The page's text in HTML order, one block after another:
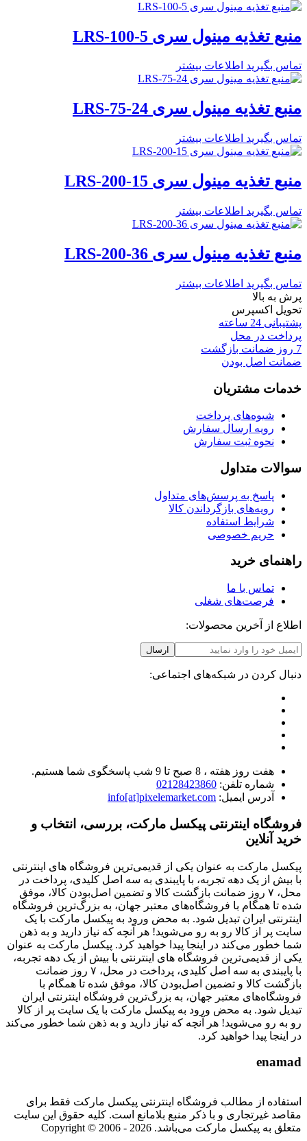
منبع تغذیه مینول سری LRS-100-5
تماس بگیرید اطلاعات بیشتر
منبع تغذیه مینول سری LRS-75-24
تماس بگیرید اطلاعات بیشتر
منبع تغذیه مینول سری LRS-200-15
تماس بگیرید اطلاعات بیشتر
منبع تغذیه مینول سری LRS-200-36
تماس بگیرید اطلاعات بیشتر
پرش به بالا
تحویل اکسپرس
پشتیبانی 24 ساعته
پرداخت در محل
7 روز ضمانت بازگشت
ضمانت اصل بودن
خدمات مشتریان
شیوه‌های پرداخت
رویه ارسال سفارش
نحوه ثبت سفارش
سوالات متداول
پاسخ به پرسش‌های متداول
رویه‌های بازگرداندن کالا
شرایط استفاده
حریم خصوصی
راهنمای خرید
تماس با ما
فرصت‌های شغلی
اطلاع از آخرین محصولات:
ارسال
دنبال کردن در شبکه‌های اجتماعی:
هفت روز هفته ، 8 صبح تا 9 شب پاسخگوی شما هستیم.
شماره تلفن: 02128423860
آدرس ایمیل: info[at]pixelemarket.com
فروشگاه اینترنتی پیکسل مارکت، بررسی، انتخاب و
خرید آنلاین
پیکسل مارکت به عنوان یکی از قدیمی‌ترین فروشگاه های اینترنتی
با بیش از یک دهه تجربه، با پایبندی به سه اصل کلیدی، پرداخت در
محل، ۷ روز ضمانت بازگشت کالا و تضمین اصل‌بودن کالا، موفق
شده تا همگام با فروشگاه‌های معتبر جهان، به بزرگ‌ترین فروشگاه
اینترنتی ایران تبدیل شود. به محض ورود به پیکسل مارکت با یک
سایت پر از کالا رو به رو می‌شوید! هر آنچه که نیاز دارید و به ذهن
شما خطور می‌کند در اینجا پیدا خواهید کرد. پیکسل مارکت به عنوان
یکی از قدیمی‌ترین فروشگاه های اینترنتی با بیش از یک دهه تجربه،
با پایبندی به سه اصل کلیدی، پرداخت در محل، ۷ روز ضمانت
بازگشت کالا و تضمین اصل‌بودن کالا، موفق شده تا همگام با
فروشگاه‌های معتبر جهان، به بزرگ‌ترین فروشگاه اینترنتی ایران
تبدیل شود. به محض ورود به پیکسل مارکت با یک سایت پر از کالا
رو به رو می‌شوید! هر آنچه که نیاز دارید و به ذهن شما خطور می‌کند
در اینجا پیدا خواهید کرد.
enamad
استفاده از مطالب فروشگاه اینترنتی پیکسل مارکت فقط برای
مقاصد غیرتجاری و با ذکر منبع بلامانع است. کلیه حقوق این سایت
متعلق به پیکسل مارکت می‌باشد. Copyright © 2006 - 2026